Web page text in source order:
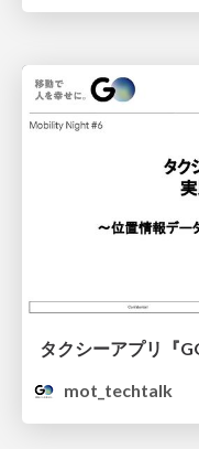
mot_techtalk